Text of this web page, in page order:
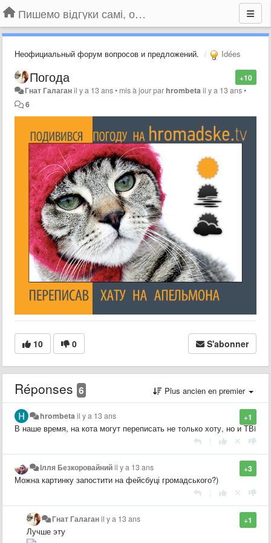
Пишемо відгуки самі, обговорюємо інші ідеї та пропозиції до Громадського Телебачення
Неофициальный форум вопросов и предложений. Idées
+10
Погода
Гнат Галаганil y a 13 ans• mis à jour parhrombeta il y a 13 ans•
6
10 0 S'abonner
Réponses 6 Plus ancien en premier
+1
hrombetail y a 13 ans
В наше время, на кота могут переписать не только хоту, но и ТВi
+3
Ілля Безкоровайнийil y a 13 ans
Можна картинку запостити на фейсбуці громадського?)
+1
Гнат Галаганil y a 13 ans
Лучше эту